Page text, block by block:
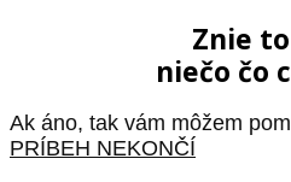
Znie
niečo čo
Ak áno, tak vám môžem
PRÍBEH NEKONČÍ